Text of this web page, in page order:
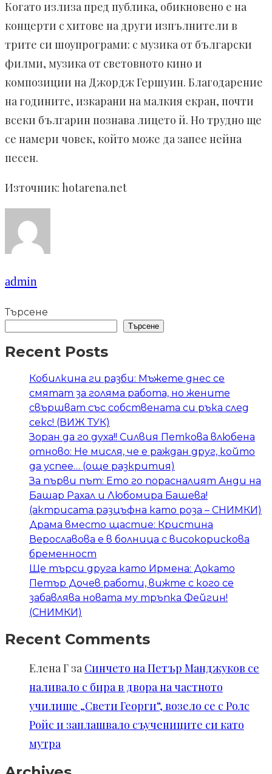
Когато излиза пред публика, обикновено е на
концерти с хитове на други изпълнители в
трите си шоупрограми: с музика от български
филми, музика от световното кино и
композиции на Джордж Гершуин. Благодарение
на годините, изкарани на малкия екран, почти
всеки българин познава лицето й. Но трудно ще
се намери човек, който може да запее нейна
песен.
Източник: hotarena.net
admin
Търсене
Търсене
Recent Posts
Кобилкина ги разби: Мъжете днес се
смятат за голяма работа, но жените
свършват със собствената си ръка след
секс! (ВИЖ ТУК)
Зоран да го духа!! Силвия Петкова влюбена
отново: Не мисля, че е раждан друг, който
да успее… (още разкрития)
За първи път: Ето го порасналият Анди на
Башар Рахал и Любомира Башева!
(актрисата разцъфна като роза – СНИМКИ)
Драма вместо щастие: Кристина
Верославова е в болница с високорискова
бременност
Ще търси друга като Ирмена: Докато
Петър Дочев работи, вижте с кого се
забавлява новата му тръпка Фейгин!
(СНИМКИ)
Recent Comments
Елена Г за Синчето на Петър Манджуков се
наливало с бира в двора на частното
училище „Свети Георги“, возело се с Ролс
Ройс и заплашвало съучениците си като
мутра